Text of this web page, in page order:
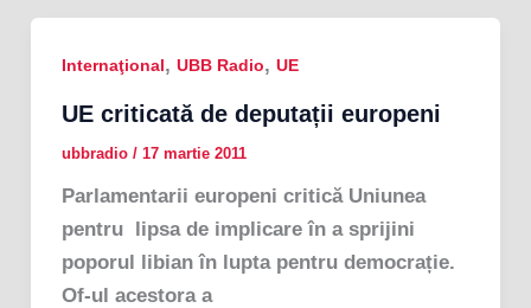
Internaţional, UBB Radio, UE
UE criticată de deputații europeni
ubbradio / 17 martie 2011
Parlamentarii europeni critică Uniunea
pentru lipsa de implicare în a sprijini
poporul libian în lupta pentru democrație.
Of-ul acestora a